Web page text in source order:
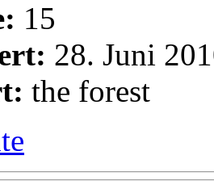
15
28. Juni
the forest